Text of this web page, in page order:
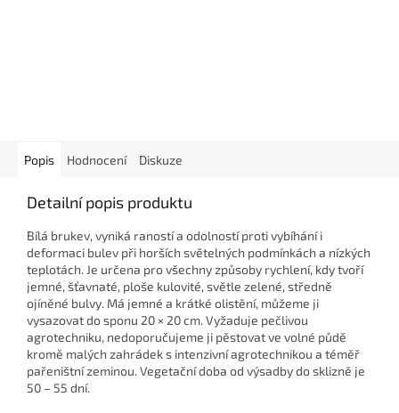
Popis Hodnocení Diskuze
Detailní popis produktu
Bílá brukev, vyniká raností a odolností proti vybíhání i
deformaci bulev při horších světelných podmínkách a nízkých
teplotách. Je určena pro všechny způsoby rychlení, kdy tvoří
jemné, šťavnaté, ploše kulovité, světle zelené, středně
ojíněné bulvy. Má jemné a krátké olistění, můžeme ji
vysazovat do sponu 20 × 20 cm. Vyžaduje pečlivou
agrotechniku, nedoporučujeme ji pěstovat ve volné půdě
kromě malých zahrádek s intenzivní agrotechnikou a téměř
pařeništní zeminou. Vegetační doba od výsadby do sklizně je
50 – 55 dní.